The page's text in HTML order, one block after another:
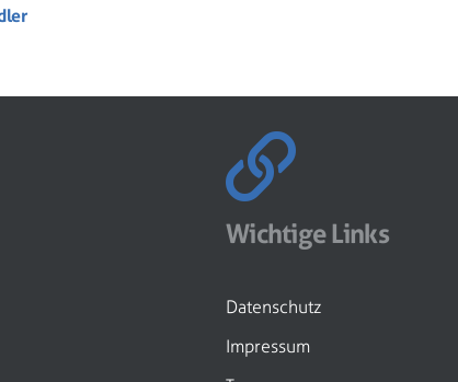
Wichtige Links
Datenschutz
Impressum